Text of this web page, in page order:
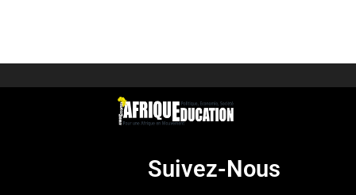
Suivez-Nous